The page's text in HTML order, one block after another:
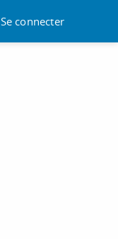
Se connecter